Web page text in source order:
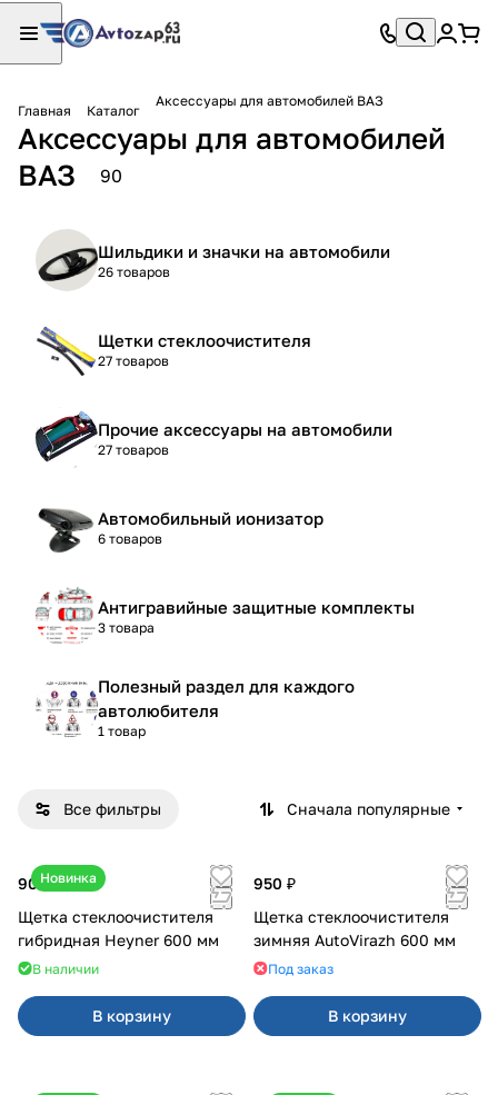
Главная Каталог
Аксессуары для автомобилей ВАЗ
Аксессуары для автомобилей
ВАЗ
90
Шильдики и значки на автомобили
26 товаров
Щетки стеклоочистителя
27 товаров
Прочие аксессуары на автомобили
27 товаров
Автомобильный ионизатор
6 товаров
Антигравийные защитные комплекты
3 товара
Полезный раздел для каждого
автолюбителя
1 товар
Все фильтры Сначала популярные
Новинка
900 ₽
Щетка стеклоочистителя
гибридная Heyner 600 мм
В наличии
В корзину
950 ₽
Щетка стеклоочистителя
зимняя AutoVirazh 600 мм
Под заказ
В корзину